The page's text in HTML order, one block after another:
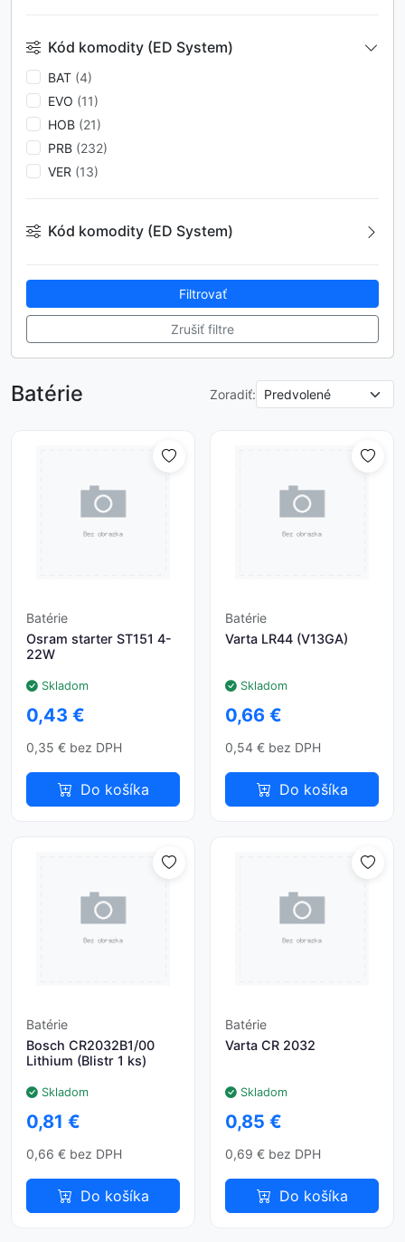
Kód komodity (ED System)
BAT (4)
EVO (11)
HOB (21)
PRB (232)
VER (13)
Kód komodity (ED System)
EVO(11)
HOB(21)
VER(13)
Filtrovať
Zrušiť filtre
Batérie Zoradiť:
Batérie
Osram starter ST151 4-
22W
Skladom
0,43 €
0,35 € bez DPH
Do košíka
Batérie
Varta LR44 (V13GA)
Skladom
0,66 €
0,54 € bez DPH
Do košíka
Batérie
Bosch CR2032B1/00
Lithium (Blistr 1 ks)
Skladom
0,81 €
0,66 € bez DPH
Do košíka
Batérie
Varta CR 2032
Skladom
0,85 €
0,69 € bez DPH
Do košíka